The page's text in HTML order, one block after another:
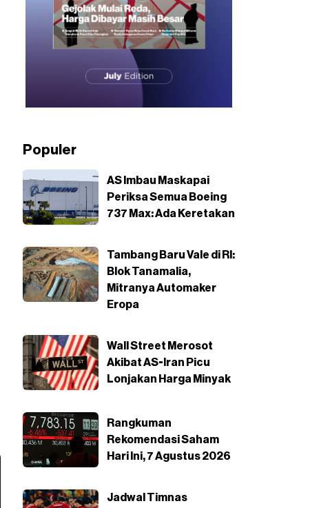
Populer
AS Imbau Maskapai
Periksa Semua Boeing
737 Max: Ada Keretakan
Tambang Baru Vale di RI:
Blok Tanamalia,
Mitranya Automaker
Eropa
Wall Street Merosot
Akibat AS-Iran Picu
Lonjakan Harga Minyak
Rangkuman
Rekomendasi Saham
Hari Ini, 7 Agustus 2026
Jadwal Timnas